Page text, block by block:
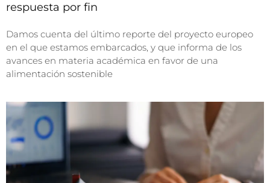
respuesta por fin
Damos cuenta del último reporte del proyecto europeo
en el que estamos embarcados, y que informa de los
avances en materia académica en favor de una
alimentación sostenible